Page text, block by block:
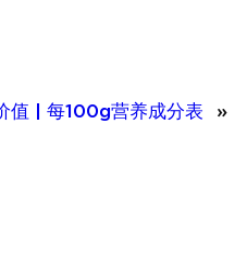
值 | 每100g营养成分表 »